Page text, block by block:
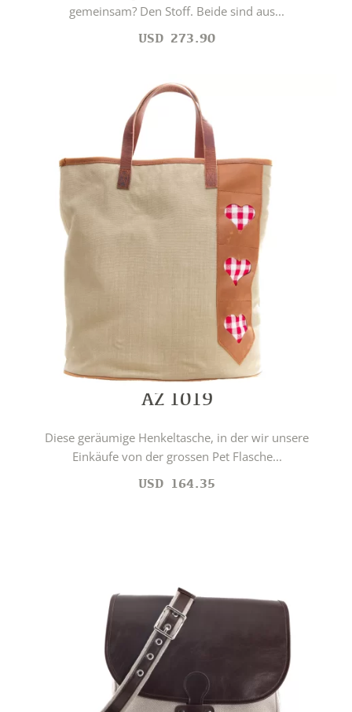
gemeinsam? Den Stoff. Beide sind aus...
USD 273.90
AZ 1019
Diese geräumige Henkeltasche, in der wir unsere
Einkäufe von der grossen Pet Flasche...
USD 164.35